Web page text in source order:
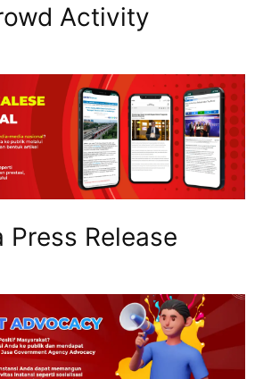
Activity
Press Release